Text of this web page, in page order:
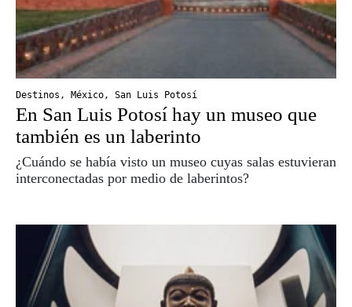
Destinos , México, San Luis Potosí
En San Luis Potosí hay un museo que
también es un laberinto
¿Cuándo se había visto un museo cuyas salas estuvieran
interconectadas por medio de laberintos?